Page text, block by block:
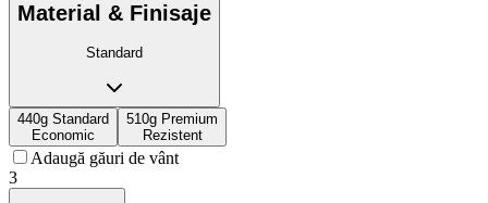
Material & Finisaje
Standard
440g Standard
Economic
510g Premium
Rezistent
Adaugă găuri de vânt
3